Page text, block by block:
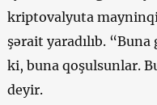
kriptovalyuta
şərait yaradılıb.
ki, buna qoşulsunlar.
deyir.